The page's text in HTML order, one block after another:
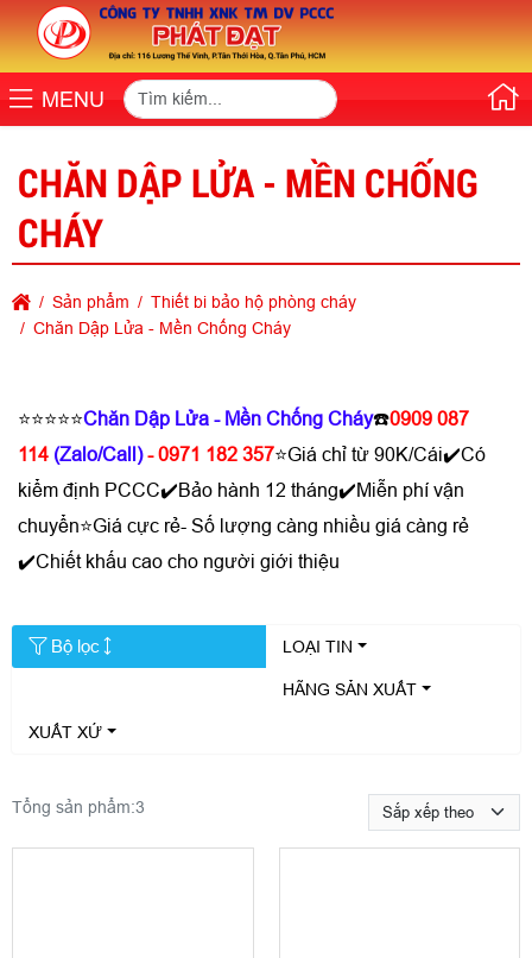
MENU
CHĂN DẬP LỬA - MỀN CHỐNG
CHÁY
Sản phẩm
Thiết bi bảo hộ phòng cháy
Chăn Dập Lửa - Mền Chống Cháy
⭐⭐⭐⭐⭐Chăn Dập Lửa - Mền Chống Cháy☎️0909 087
114 (Zalo/Call) - 0971 182 357⭐Giá chỉ từ 90K/Cái✔️Có
kiểm định PCCC✔️Bảo hành 12 tháng✔️Miễn phí vận
chuyển⭐Giá cực rẻ- Số lượng càng nhiều giá càng rẻ
✔️Chiết khấu cao cho người giới thiệu
Bộ lọc LOẠI TIN
HÃNG SẢN XUẤT
XUẤT XỨ
Tổng sản phẩm:3